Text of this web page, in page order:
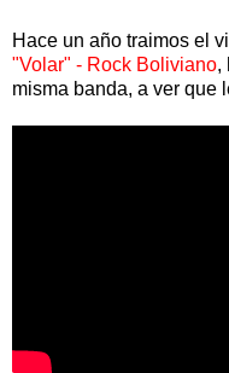
Hace un año traimos el
"Volar" - Rock Boliviano,
misma banda, a ver que